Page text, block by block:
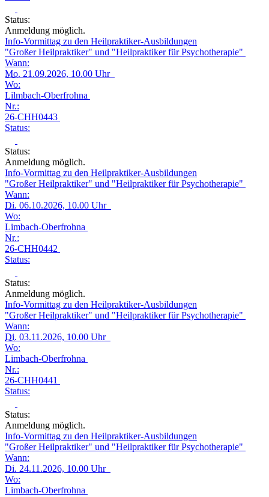
Status:
Anmeldung möglich.
Info-Vormittag zu den Heilpraktiker-Ausbildungen
"Großer Heilpraktiker" und "Heilpraktiker für Psychotherapie"
Wann:
Mo. 21.09.2026, 10.00 Uhr
Wo:
Lilmbach-Oberfrohna
Nr.:
26-CHH0443
Status:
Status:
Anmeldung möglich.
Info-Vormittag zu den Heilpraktiker-Ausbildungen
"Großer Heilpraktiker" und "Heilpraktiker für Psychotherapie"
Wann:
Di. 06.10.2026, 10.00 Uhr
Wo:
Limbach-Oberfrohna
Nr.:
26-CHH0442
Status:
Status:
Anmeldung möglich.
Info-Vormittag zu den Heilpraktiker-Ausbildungen
"Großer Heilpraktiker" und "Heilpraktiker für Psychotherapie"
Wann:
Di. 03.11.2026, 10.00 Uhr
Wo:
Limbach-Oberfrohna
Nr.:
26-CHH0441
Status:
Status:
Anmeldung möglich.
Info-Vormittag zu den Heilpraktiker-Ausbildungen
"Großer Heilpraktiker" und "Heilpraktiker für Psychotherapie"
Wann:
Di. 24.11.2026, 10.00 Uhr
Wo:
Limbach-Oberfrohna